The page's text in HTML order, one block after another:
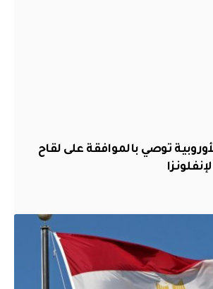
توصي بالموافقة على لقاح